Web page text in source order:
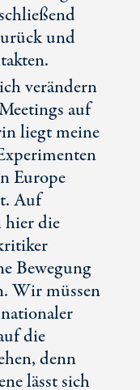
und
verändern
auf
liegt meine
Europe
Auf
hier die
Bewegung
Wir müssen
die
denn
lässt sich